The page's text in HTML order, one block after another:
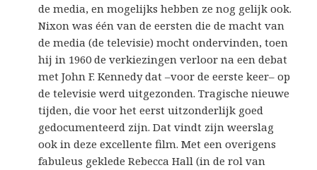
de media, en mogelijks hebben ze nog gelijk ook.
Nixon was één van de eersten die de macht van
de media (de televisie) mocht ondervinden, toen
hij in 1960 de verkiezingen verloor na een debat
met John F. Kennedy dat –voor de eerste keer– op
de televisie werd uitgezonden. Tragische nieuwe
tijden, die voor het eerst uitzonderlijk goed
gedocumenteerd zijn. Dat vindt zijn weerslag
ook in deze excellente film. Met een overigens
fabuleus geklede Rebecca Hall (in de rol van